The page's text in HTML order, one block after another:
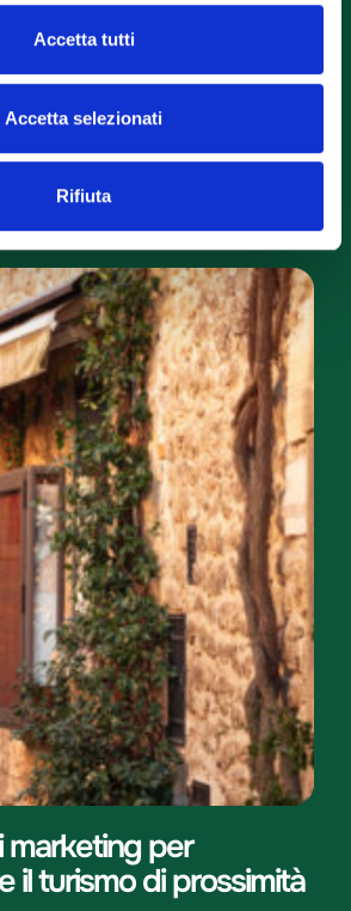
Accetta tutti
Accetta selezionati
Rifiuta
Inoltre, sul piano dei
di prossimità richiede meno
più mirata spesso basata su
passaparola, e presenza
per una piccola impresa,
marketing per
il turismo di prossimità